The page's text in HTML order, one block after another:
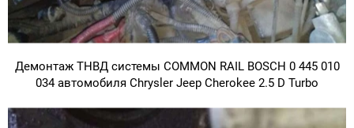
Демонтаж ТНВД системы COMMON RAIL BOSCH 0 445 010
034 автомобиля Chrysler Jeep Cherokee 2.5 D Turbo